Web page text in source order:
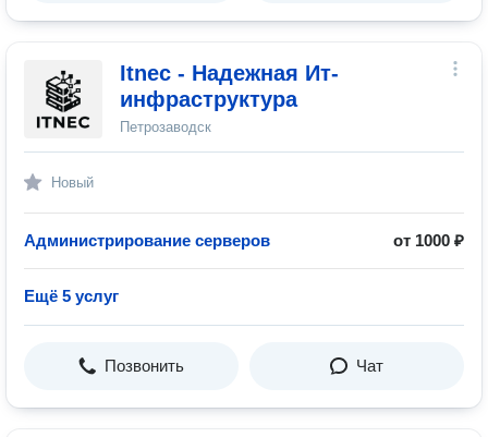
Itnec - Надежная Ит-
инфраструктура
Петрозаводск
Новый
Администрирование серверов от 1000 ₽
Ещё 5 услуг
Позвонить Чат